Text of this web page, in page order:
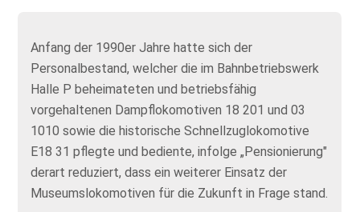
Anfang der 1990er Jahre hatte sich der
Personalbestand, welcher die im Bahnbetriebswerk
Halle P beheimateten und betriebsfähig
vorgehaltenen Dampflokomotiven 18 201 und 03
1010 sowie die historische Schnellzuglokomotive
E18 31 pflegte und bediente, infolge „Pensionierung"
derart reduziert, dass ein weiterer Einsatz der
Museumslokomotiven für die Zukunft in Frage stand.